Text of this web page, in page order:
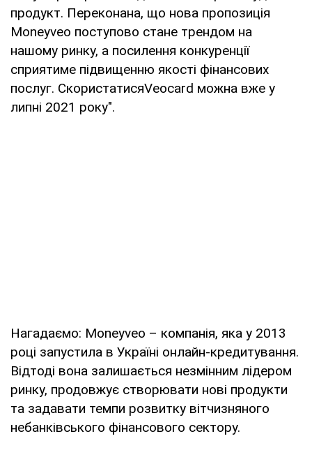
продукт. Переконана, що нова пропозиція
Moneyveo поступово стане трендом на
нашому ринку, а посилення конкуренції
сприятиме підвищенню якості фінансових
послуг. СкористатисяVeocard можна вже у
липні 2021 року".
Нагадаємо: Moneyveo – компанія, яка у 2013
році запустила в Україні онлайн-кредитування.
Відтоді вона залишається незмінним лідером
ринку, продовжує створювати нові продукти
та задавати темпи розвитку вітчизняного
небанківського фінансового сектору.